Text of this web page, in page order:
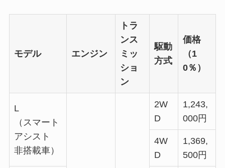
モデル エンジン
トラ
ンス
ミッ
ショ
ン
駆動
方式
価格
（1
0％）
L
（スマート
アシスト
非搭載車）
2W
D
1,243,
000円
4W
D
1,369,
500円